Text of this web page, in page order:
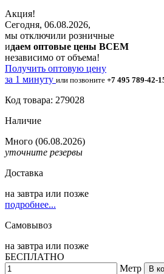
Акция!
Сегодня, 06.08.2026,
мы отключили розничные
идаем оптовые цены ВСЕМ
независимо от объема!
Получить оптовую цену
за 1 минуту или позвоните +7 495 789-42-
Код товара: 279028
Наличие
Много (06.08.2026)
уточните резервы
Доставка
на завтра или позже
подробнее...
Самовывоз
на завтра или позже
БЕСПЛАТНО
Метр
В